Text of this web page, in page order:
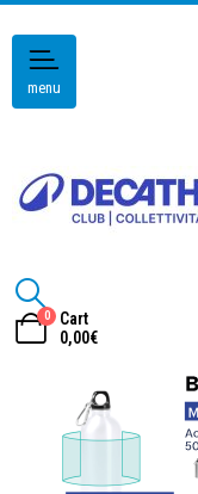
menu
0
Cart
0,00€